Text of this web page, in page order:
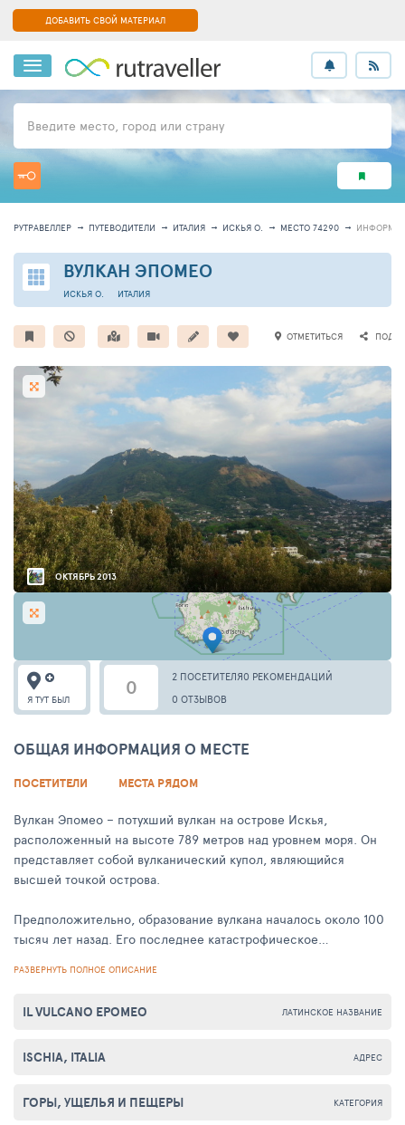
ДОБАВИТЬ СВОЙ МАТЕРИАЛ
Введите место, город или страну
РУТРАВЕЛЛЕР ПУТЕВОДИТЕЛИ ИТАЛИЯ ИСКЬЯ О. МЕСТО 74290
ВУЛКАН ЭПОМЕО
ИТАЛИЯ
ИСКЬЯ О.
ОТМЕТИТЬСЯ
ОКТЯБРЬ 2013
0 2 ПОСЕТИТЕЛЯ0 РЕКОМЕНДАЦИЙ
0 ОТЗЫВОВ
Я ТУТ БЫЛ
ОБЩАЯ ИНФОРМАЦИЯ О МЕСТЕ
ПОСЕТИТЕЛИ МЕСТА РЯДОМ
Вулкан Эпомео – потухший вулкан на острове Искья,
расположенный на высоте 789 метров над уровнем моря. Он
представляет собой вулканический купол, являющийся
высшей точкой острова.
Предположительно, образование вулкана началось около 100
тысяч лет назад. Его последнее катастрофическое
что пробуждение вулкана может случиться в любой момент.
туристическим объектом. Здесь можно заняться пешим
фотосессию. В хорошую погоду туристы имеют возможность
Тирренского моря.
РАЗВЕРНУТЬ ПОЛНОЕ ОПИСАНИЕ
ЛАТИНСКОЕ НАЗВАНИЕ
IL VULCANO EPOMEO
АДРЕС
ISCHIA, ITALIA
КАТЕГОРИЯ
ГОРЫ, УЩЕЛЬЯ И ПЕЩЕРЫ